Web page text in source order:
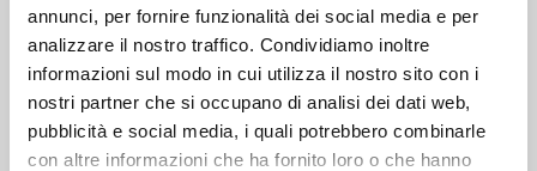
annunci, per fornire funzionalità dei social media e per
analizzare il nostro traffico. Condividiamo inoltre
informazioni sul modo in cui utilizza il nostro sito con i
nostri partner che si occupano di analisi dei dati web,
pubblicità e social media, i quali potrebbero combinarle
con altre informazioni che ha fornito loro o che hanno